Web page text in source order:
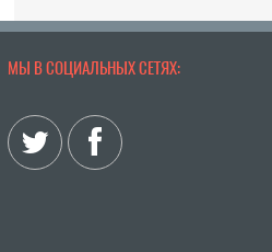
МЫ В СОЦИАЛЬНЫХ СЕТЯХ: